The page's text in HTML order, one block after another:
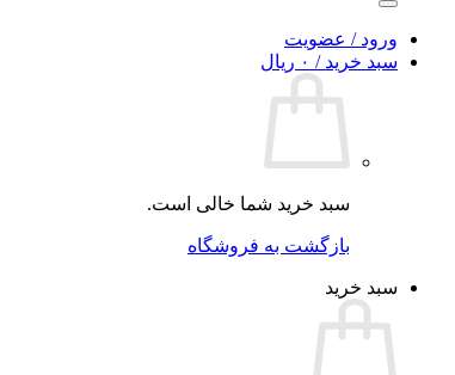
ورود / عضویت
سبد خرید / ۰ ریال
سبد خرید شما خالی است.
بازگشت به فروشگاه
سبد خرید